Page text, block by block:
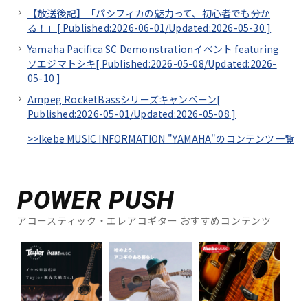
【放送後記】「パシフィカの魅力って、初心者でも分か
る！」[ Published:2026-06-01/Updated:2026-05-30 ]
Yamaha Pacifica SC Demonstrationイベント featuring
ソエジマトシキ[ Published:2026-05-08/Updated:2026-
05-10 ]
Ampeg RocketBassシリーズキャンペーン[
Published:2026-05-01/Updated:2026-05-08 ]
>>Ikebe MUSIC INFORMATION "YAMAHA"のコンテンツ一覧
POWER PUSH
アコースティック・エレアコギター おすすめコンテンツ